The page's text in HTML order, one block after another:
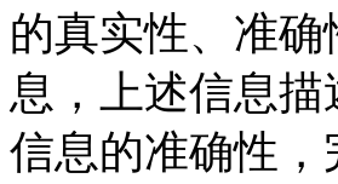
的真实性、准
息，上述信息
信息的准确性